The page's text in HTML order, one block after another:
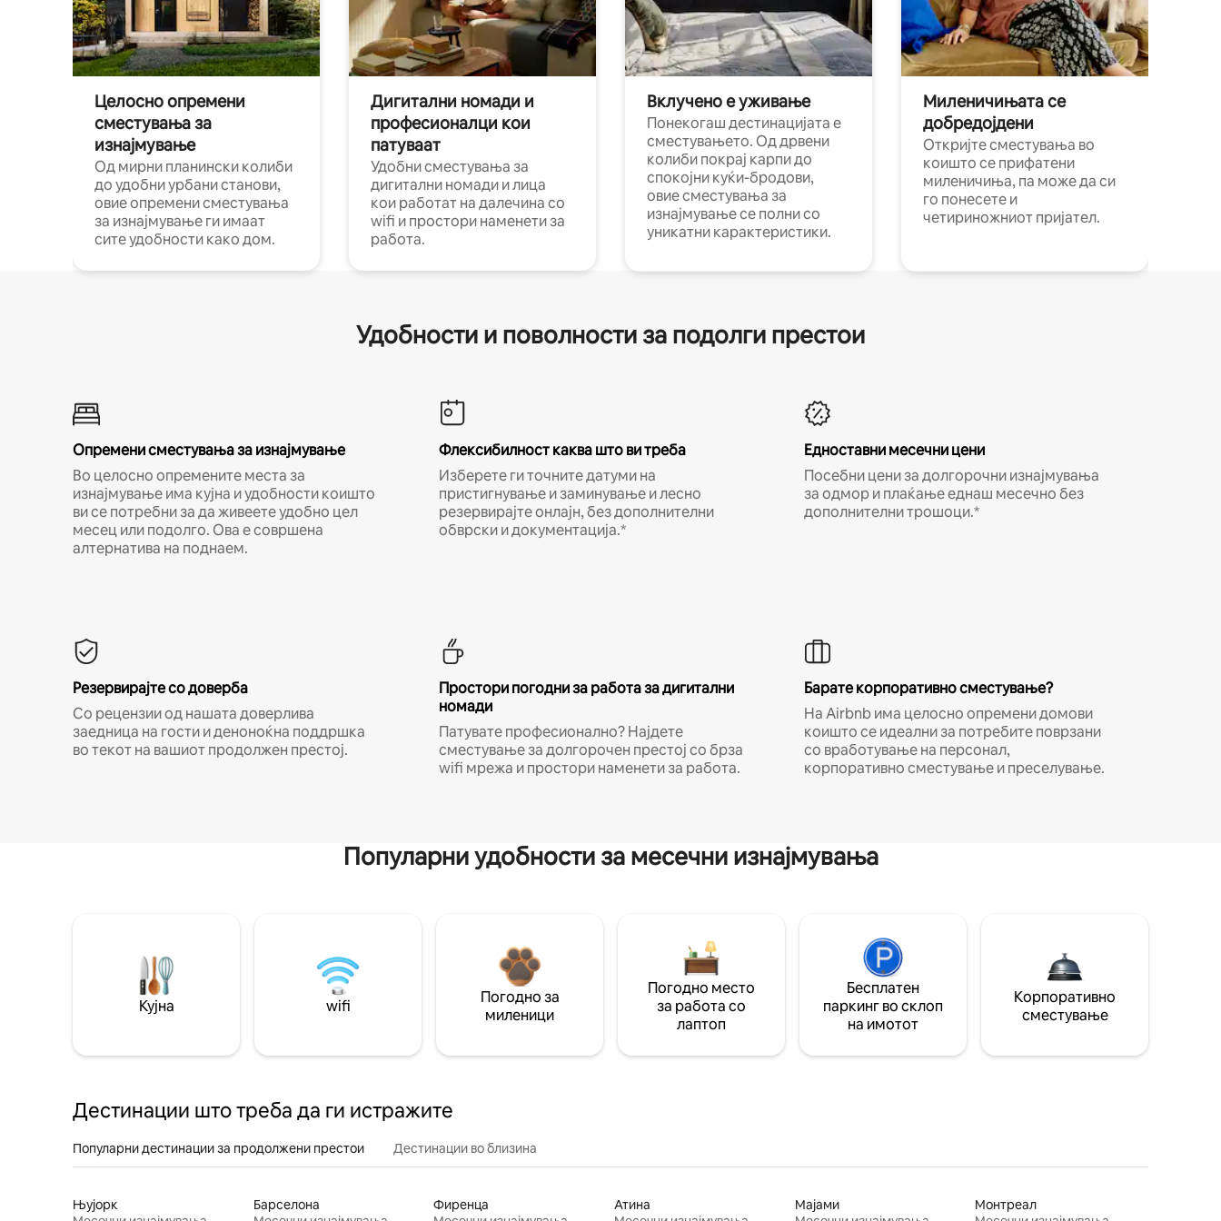
Целосно опремени
сместувања за
изнајмување
Од мирни планински колиби
до удобни урбани станови,
овие опремени сместувања
за изнајмување ги имаат
сите удобности како дом.
Дигитални номади и
професионалци кои
патуваат
Удобни сместувања за
дигитални номади и лица
кои работат на далечина со
wifi и простори наменети за
работа.
Вклучено е уживање
Понекогаш дестинацијата е
сместувањето. Од дрвени
колиби покрај карпи до
спокојни куќи-бродови,
овие сместувања за
изнајмување се полни со
уникатни карактеристики.
Миленичињата се
добредојдени
Откријте сместувања во
коишто се прифатени
миленичиња, па може да си
го понесете и
четириножниот пријател.
Удобности и поволности за подолги престои
Опремени сместувања за изнајмување
Во целосно опремените места за
изнајмување има кујна и удобности коишто
ви се потребни за да живеете удобно цел
месец или подолго. Ова е совршена
алтернатива на поднаем.
Флексибилност каква што ви треба
Изберете ги точните датуми на
пристигнување и заминување и лесно
резервирајте онлајн, без дополнителни
обврски и документација.*
Едноставни месечни цени
Посебни цени за долгорочни изнајмувања
за одмор и плаќање еднаш месечно без
дополнителни трошоци.*
Резервирајте со доверба
Со рецензии од нашата доверлива
заедница на гости и деноноќна поддршка
во текот на вашиот продолжен престој.
Простори погодни за работа за дигитални
номади
Патувате професионално? Најдете
сместување за долгорочен престој со брза
wifi мрежа и простори наменети за работа.
Барате корпоративно сместување?
На Airbnb има целосно опремени домови
коишто се идеални за потребите поврзани
со вработување на персонал,
корпоративно сместување и преселување.
Популарни удобности за месечни изнајмувања
Кујна wifi
Погодно за
миленици
Погодно место
за работа со
лаптоп
Бесплатен
паркинг во склоп
на имотот
Корпоративно
сместување
Дестинации што треба да ги истражите
Популарни дестинации за продолжени престои Дестинации во близина
Њујорк
Барселона
Фиренца
Атина
Мајами
Монтреал